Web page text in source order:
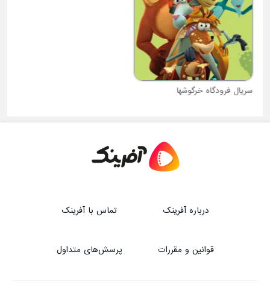
سریال فرودگاه خرگوشها
درباره آفرینک تماس با آفرینک
قوانین و مقررات پرسش‌های متداول